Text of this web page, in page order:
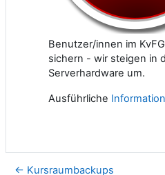
Benutzer/innen im
sichern - wir steigen in
Serverhardware um.
Ausführliche
← Kursraumbackups